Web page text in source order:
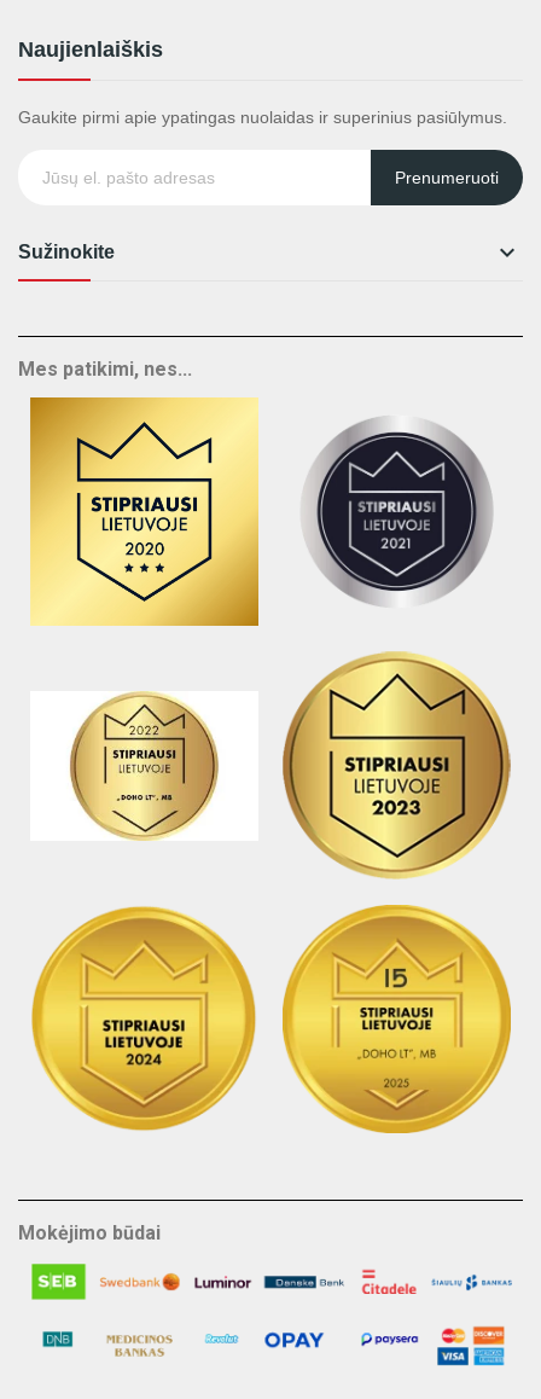
Naujienlaiškis
Gaukite pirmi apie ypatingas nuolaidas ir superinius pasiūlymus.
Prenumeruoti
Sužinokite 
Mes patikimi, nes...
Mokėjimo būdai